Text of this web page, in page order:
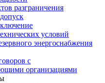
разграничения
условий
энергоснабжения
с
организациями